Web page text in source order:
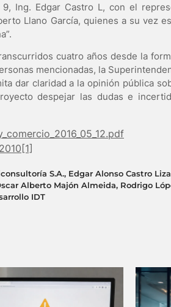
Ing. Edgar Castro L, con el
Llano García, quienes a su vez
cuatro años desde la
mencionadas, la
dar claridad a la opinión pública
despejar las dudas e
S.A., Edgar Alonso Castro
Alberto Majón Almeida, Rodrigo
IDT